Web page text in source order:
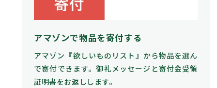
アマゾンで物品を寄付する
アマゾン『欲しいものリスト』から物品を選ん
で寄付できます。御礼メッセージと寄付金受領
証明書をお返しします。